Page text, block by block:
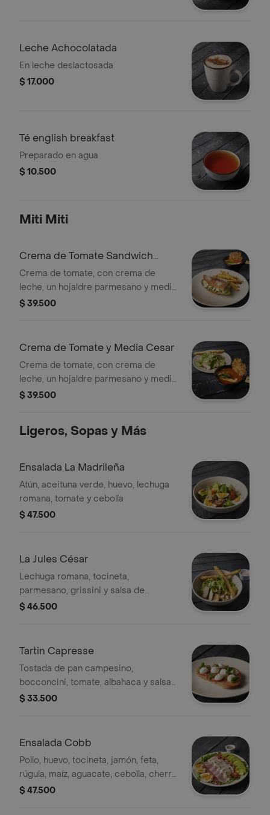
Leche Achocolatada
En leche deslactosada
$ 17.000
Té english breakfast
Preparado en agua
$ 10.500
Miti Miti
Crema de Tomate Sandwich
Cesar y Papas
Crema de tomate, con crema de
leche, un hojaldre parmesano y medio
Sandwich Cesar con papas.
$ 39.500
Crema de Tomate y Media Cesar
Crema de tomate, con crema de
leche, un hojaldre parmesano y media
Ensalada Cesar con trozos de pollo,
$ 39.500
Ligeros, Sopas y Más
Ensalada La Madrileña
Atún, aceituna verde, huevo, lechuga
romana, tomate y cebolla
$ 47.500
La Jules César
Lechuga romana, tocineta,
parmesano, grissini y salsa de
anchoas
$ 46.500
Tartin Capresse
Tostada de pan campesino,
bocconcini, tomate, albahaca y salsa
pesto
$ 33.500
Ensalada Cobb
Pollo, huevo, tocineta, jamón, feta,
rúgula, maíz, aguacate, cebolla, cherry
y miel mostaza
$ 47.500